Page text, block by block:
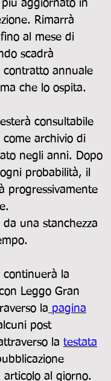
aggiornato in
Rimarrà
al mese di
scadrà
annuale
che lo ospita.
consultabile
come archivio di
negli anni. Dopo
probabilità, il
progressivamente
da una stanchezza
continuerà la
Leggo Gran
la pagina
post
la testata
al giorno.